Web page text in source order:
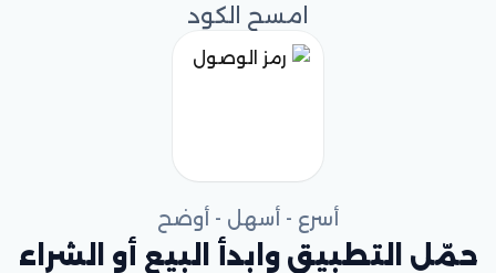
امسح الكود
أسرع - أسهل - أوضح
حمّل التطبيق وابدأ البيع أو الشراء